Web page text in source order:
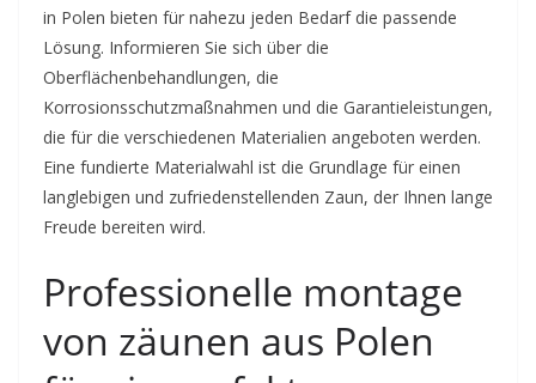
in Polen bieten für nahezu jeden Bedarf die passende
Lösung. Informieren Sie sich über die
Oberflächenbehandlungen, die
Korrosionsschutzmaßnahmen und die Garantieleistungen,
die für die verschiedenen Materialien angeboten werden.
Eine fundierte Materialwahl ist die Grundlage für einen
langlebigen und zufriedenstellenden Zaun, der Ihnen lange
Freude bereiten wird.
Professionelle montage
von zäunen aus Polen